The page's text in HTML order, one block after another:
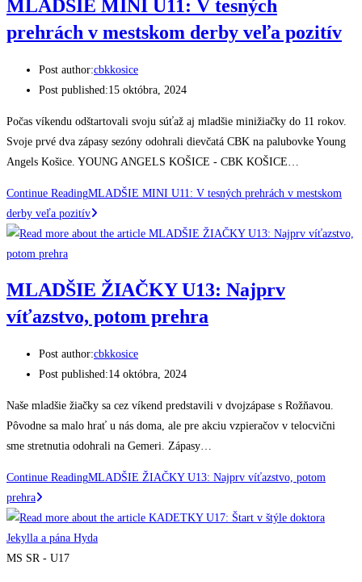
MLADŠIE MINI U11: V tesných
prehrách v mestskom derby veľa pozitív
Post author:cbkkosice
Post published:15 októbra, 2024
Počas víkendu odštartovali svoju súťaž aj mladšie minižiačky do 11 rokov.
Svoje prvé dva zápasy sezóny odohrali dievčatá CBK na palubovke Young
Angels Košice. YOUNG ANGELS KOŠICE - CBK KOŠICE…
Continue ReadingMLADŠIE MINI U11: V tesných prehrách v mestskom
derby veľa pozitív
MLADŠIE ŽIAČKY U13: Najprv
víťazstvo, potom prehra
Post author:cbkkosice
Post published:14 októbra, 2024
Naše mladšie žiačky sa cez víkend predstavili v dvojzápase s Rožňavou.
Pôvodne sa malo hrať u nás doma, ale pre akciu vzpieračov v telocvični
sme stretnutia odohrali na Gemeri. Zápasy…
Continue ReadingMLADŠIE ŽIAČKY U13: Najprv víťazstvo, potom
prehra
MS SR - U17